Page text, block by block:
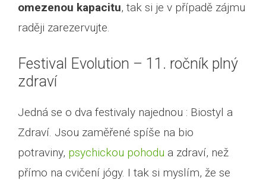
omezenou kapacitu, tak si je v případě zájmu
raději zarezervujte.
Festival Evolution – 11. ročník plný
zdraví
Jedná se o dva festivaly najednou : Biostyl a
Zdraví. Jsou zaměřené spíše na bio
potraviny, psychickou pohodu a zdraví, než
přímo na cvičení jógy. I tak si myslím, že se